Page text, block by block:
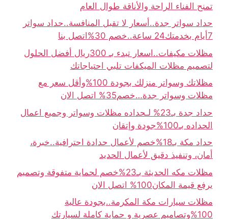
تمنح الفناء الراحة والأناقة طوال العام
حداد سواتر جدة..أسعار لا تقبل المنافسة..حداد سواتر
7أيام بخدمتك24 ساعة..خصم 30%اتصل بنا
مظلات مكيفات..اسعار تبدء بـ 300ريال أفضل الحلول
لتصميم مظلات الميكفات تلبي احتياجاتك
مظلاتك وسواتر منزلك بجودة 100%وأقل سعر مع
مظلات وسواتر جدة…خصم35% اتصل الان
حداد جدة بـ23% لـحداده مظلات وسواتر وجميع اعمال
الحداده بـ100%جودة وإتقان
حداد مكة بـ18%خصم لأعمال حدادة احترافية..خبرة،
أمان، وتنفيذ دقيق لأعمال الحديد
مظلات مكه الحديثة بـ23%خصم لحماية متفوقة وتصميم
يرفع قيمة المكان100% اتصل الان
مظلات سيارات مكة المكرمة..بجودة عالية
100%وتصاميم عصرية و حماية كاملة لسيارتك